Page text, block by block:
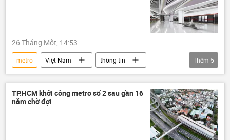
26 Tháng Một, 14:53
metro Việt Nam
thông tin
Thành phố Hồ Chí Minh
tuyến metro số 2
Thaco
Sân bay Tân Sơn Nhất
Thêm 5
TP.HCM khởi công metro số 2 sau gần 16
năm chờ đợi